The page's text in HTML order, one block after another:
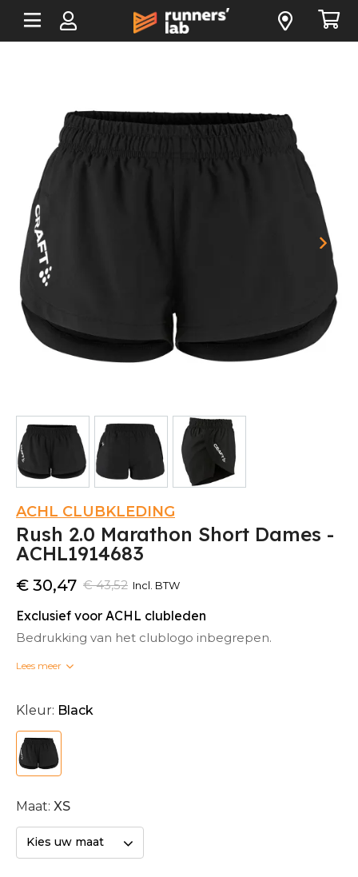
ACHL CLUBKLEDING
Rush 2.0 Marathon Short Dames -
ACHL1914683
€ 43,52
€ 30,47 Incl. BTW
Exclusief voor ACHL clubleden
Bedrukking van het clublogo inbegrepen.
Bedrukte clubkleding kan niet omgeruild worden.
Lees meer
Kleur: Black
Maat: XS
Kies uw maat